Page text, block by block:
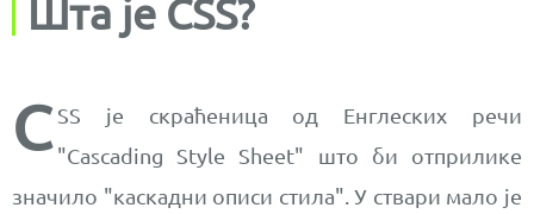
Шта је CSS?
C SS је скраћеница од Енглеских речи
"Cascading Style Sheet" што би отприлике
значило "каскадни описи стила". У ствари мало је